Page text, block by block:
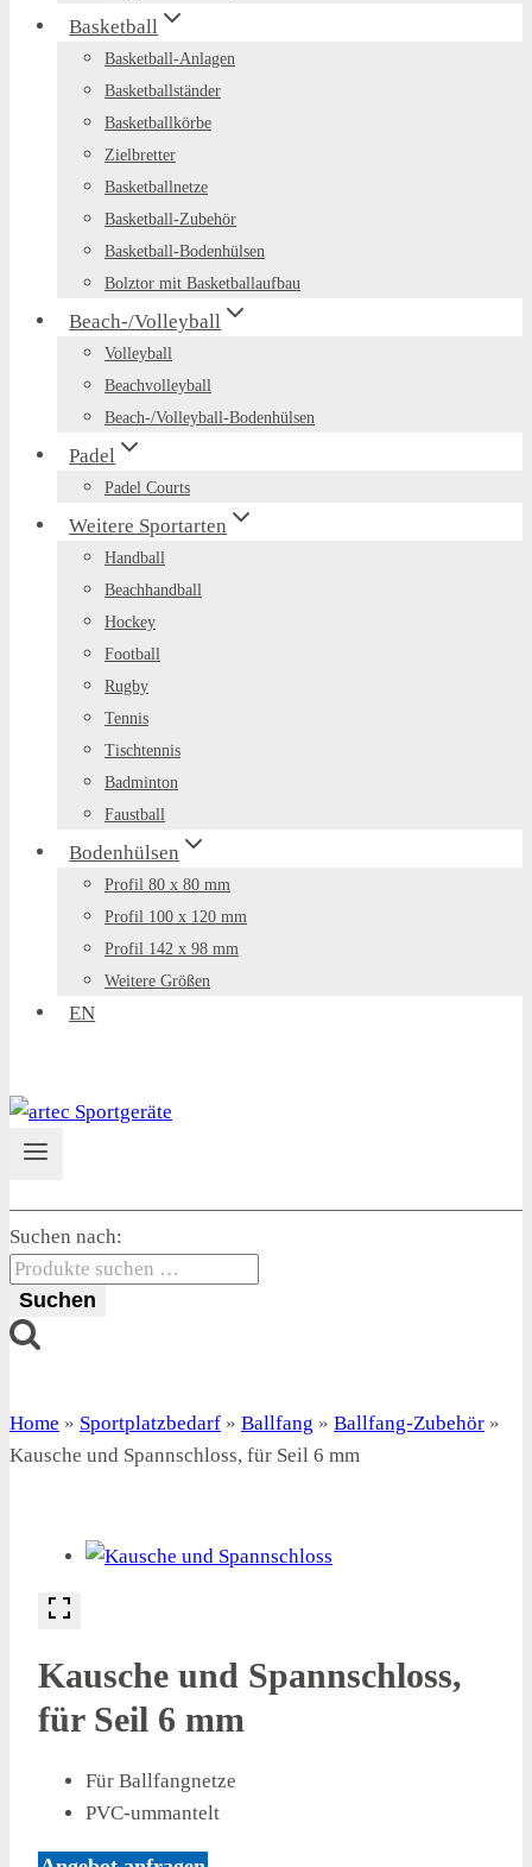
Basketball
Basketball-Anlagen
Basketballständer
Basketballkörbe
Zielbretter
Basketballnetze
Basketball-Zubehör
Basketball-Bodenhülsen
Bolztor mit Basketballaufbau
Beach-/Volleyball
Volleyball
Beachvolleyball
Beach-/Volleyball-Bodenhülsen
Padel
Padel Courts
Weitere Sportarten
Handball
Beachhandball
Hockey
Football
Rugby
Tennis
Tischtennis
Badminton
Faustball
Bodenhülsen
Profil 80 x 80 mm
Profil 100 x 120 mm
Profil 142 x 98 mm
Weitere Größen
EN
Suchen nach:
Suchen
Home » Sportplatzbedarf » Ballfang » Ballfang-Zubehör »
Kausche und Spannschloss, für Seil 6 mm
Kausche und Spannschloss,
für Seil 6 mm
Für Ballfangnetze
PVC-ummantelt